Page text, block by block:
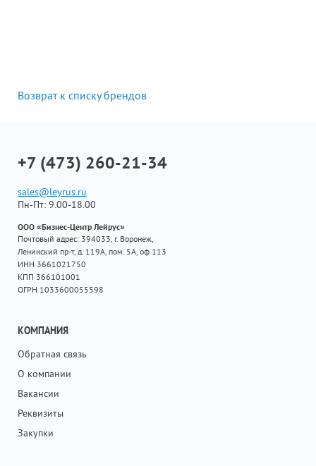
Возврат к списку брендов
+7 (473) 260-21-34
sales@leyrus.ru
Пн-Пт: 9.00-18.00
ООО «Бизнес-Центр Лейрус»
Почтовый адрес: 394033, г. Воронеж,
Ленинский пр-т, д. 119А, пом. 5А, оф 113
ИНН 3661021750
КПП 366101001
ОГРН 1033600055598
КОМПАНИЯ
Обратная связь
О компании
Вакансии
Реквизиты
Закупки